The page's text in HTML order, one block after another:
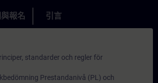
與報名 引言
standarder och regler för
Prestandanivå (PL) och